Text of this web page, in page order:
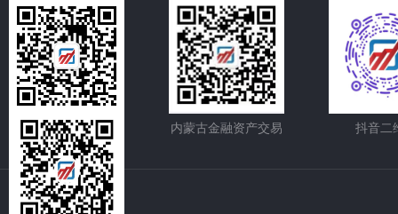
内蒙古股权交易中心 内蒙古金融资产交易 抖音二